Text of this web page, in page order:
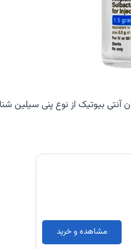
آنتی بیوتیک از نوع پنی سیلین
مشاهده و خرید